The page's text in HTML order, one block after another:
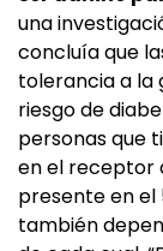
una
concluía que
tolerancia a la
riesgo de
personas que
en el receptor
presente en el
también